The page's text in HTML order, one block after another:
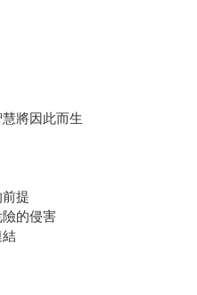
將因此而生
提
險的侵害
結